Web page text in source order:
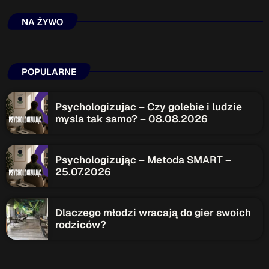
Przydatne informacje
Projekt ruszył w październiku 2015 roku z inicjatywy
Patronat medialny Radia Fraszka
itp.Czytaj więcej…
Wyszukaj
search
NA ŻYWO
POPULARNE
Psychologizujac – Czy golebie i ludzie
mysla tak samo? – 08.08.2026
Psychologizując – Metoda SMART –
25.07.2026
Dlaczego młodzi wracają do gier swoich
rodziców?